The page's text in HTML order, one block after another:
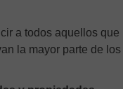
a todos aquellos que
la mayor parte de los